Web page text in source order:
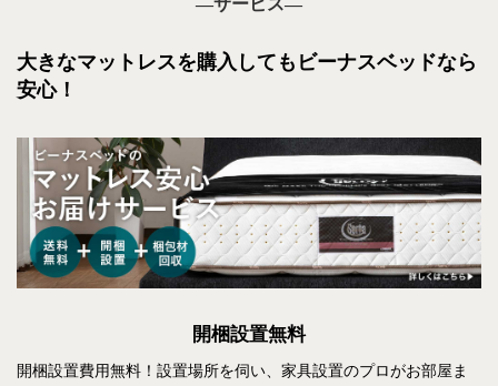
大きなマットレスを購入しても ビーナスベッドなら
安心！
開梱設置無料
開梱設置費用無料！設置場所を伺い、家具設置のプロがお部屋ま